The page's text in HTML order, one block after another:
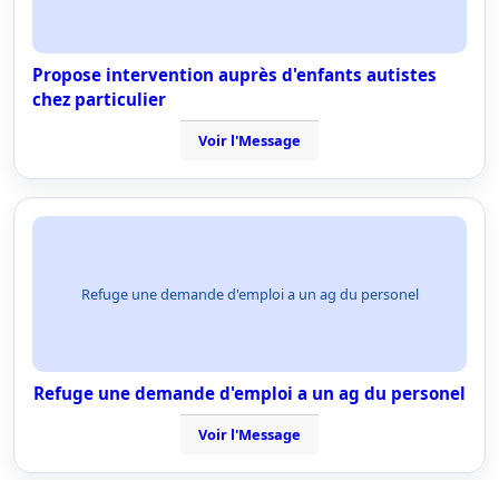
Propose intervention auprès d'enfants autistes
chez particulier
Voir l'Message
Refuge une demande d'emploi a un ag du personel
Refuge une demande d'emploi a un ag du personel
Voir l'Message